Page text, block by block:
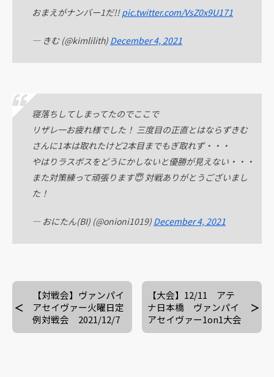
おまえがナンバー1だ!!pic.twitter.com/VsZ0x9U171
— きむ (@kimlilith) December 4, 2021
寝落ちしてしまってたのでここで
リザレ一お疲れ様でした！ 三度目の正直とはならずきむ
さんに1本は取れたけど2本目までもぎ取れず・・・
やはりラスボスをどうにかしないと優勝が見えない・・・
また対策練って頑張ります😇 対戦ありがとうございまし
た！
— おにたん(BI) (@onioni1019) December 4, 2021
【対戦会】ヴァンパイ
アセイヴァー火曜日定
例対戦会 2021/12/7
【大会】12/11 アテ
ナ日本橋 ヴァンパイ
アセイヴァー1on1大会